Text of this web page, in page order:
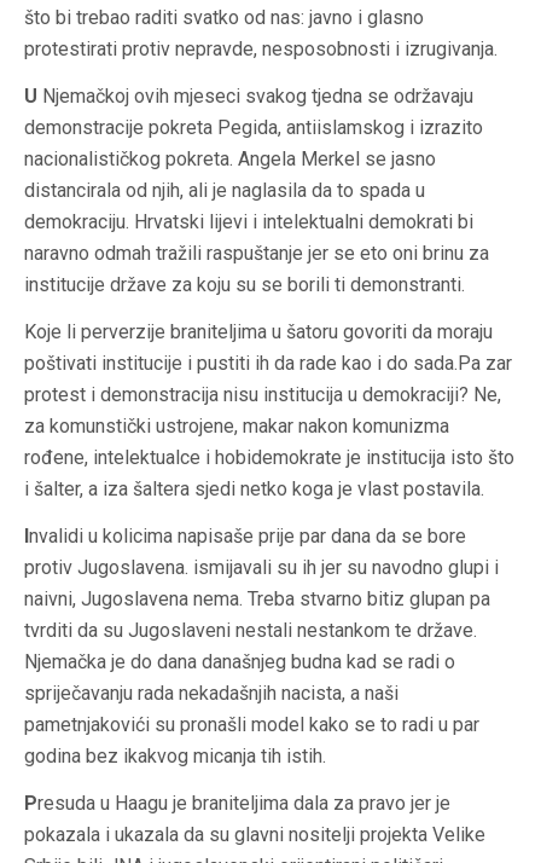
što bi trebao raditi svatko od nas: javno i glasno
protestirati protiv nepravde, nesposobnosti i izrugivanja.
U Njemačkoj ovih mjeseci svakog tjedna se održavaju
demonstracije pokreta Pegida, antiislamskog i izrazito
nacionalističkog pokreta. Angela Merkel se jasno
distancirala od njih, ali je naglasila da to spada u
demokraciju. Hrvatski lijevi i intelektualni demokrati bi
naravno odmah tražili raspuštanje jer se eto oni brinu za
institucije države za koju su se borili ti demonstranti.
Koje li perverzije braniteljima u šatoru govoriti da moraju
poštivati institucije i pustiti ih da rade kao i do sada.Pa zar
protest i demonstracija nisu institucija u demokraciji? Ne,
za komunstički ustrojene, makar nakon komunizma
rođene, intelektualce i hobidemokrate je institucija isto što
i šalter, a iza šaltera sjedi netko koga je vlast postavila.
nvalidi u kolicima napisaše prije par dana da se bore
protiv Jugoslavena. ismijavali su ih jer su navodno glupi i
naivni, Jugoslavena nema. Treba stvarno bitiz glupan pa
tvrditi da su Jugoslaveni nestali nestankom te države.
Njemačka je do dana današnjeg budna kad se radi o
spriječavanju rada nekadašnjih nacista, a naši
pametnjakovići su pronašli model kako se to radi u par
godina bez ikakvog micanja tih istih.
Presuda u Haagu je braniteljima dala za pravo jer je
pokazala i ukazala da su glavni nositelji projekta Velike